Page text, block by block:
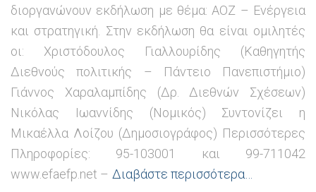
διοργανώνουν εκδήλωση με θέμα: AOZ – Ενέργεια
και στρατηγική. Στην εκδήλωση θα είναι ομιλητές
οι: Χριστόδουλος Γιαλλουρίδης (Καθηγητής
Διεθνούς πολιτικής – Πάντειο Πανεπιστήμιο)
Γιάννος Χαραλαμπίδης (Δρ. Διεθνών Σχέσεων)
Νικόλας Ιωαννίδης (Νομικός) Συντονίζει η
Μικαέλλα Λοίζου (Δημοσιογράφος) Περισσότερες
Πληροφορίες: 95-103001 και 99-711042
www.efaefp.net – Διαβάστε περισσότερα…